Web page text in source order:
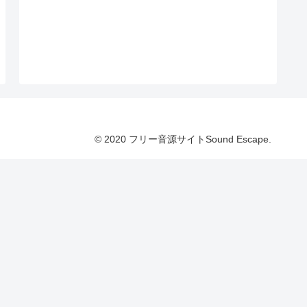
© 2020 フリー音源サイトSound Escape.